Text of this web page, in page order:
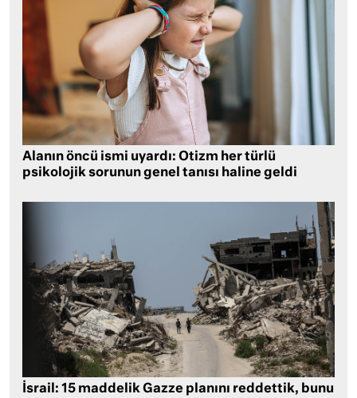
Alanın öncü ismi uyardı: Otizm her türlü
psikolojik sorunun genel tanısı haline geldi
İsrail: 15 maddelik Gazze planını reddettik, bunu